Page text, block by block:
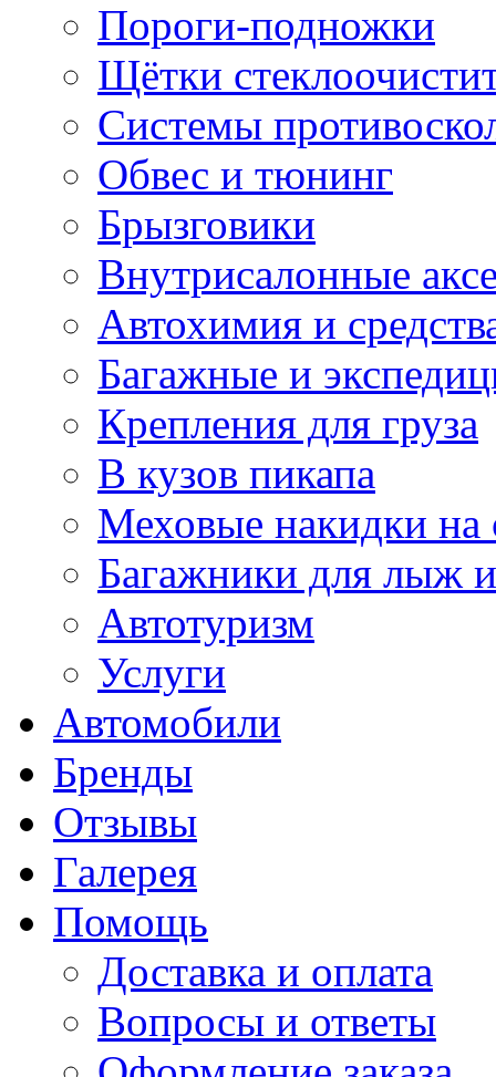
Пороги-подножки
Щётки
Системы
Обвес и тюнинг
Брызговики
Внутрисалонные
Автохимия и
Багажные и
Крепления для груза
В кузов пикапа
Меховые накидки на
Багажники для лыж
Автотуризм
Услуги
Автомобили
Бренды
Отзывы
Галерея
Помощь
Доставка и оплата
Вопросы и ответы